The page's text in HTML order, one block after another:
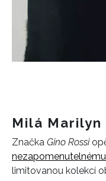
Milá Marilyn
Značka Gino Rossi
limitovanou kolekcí